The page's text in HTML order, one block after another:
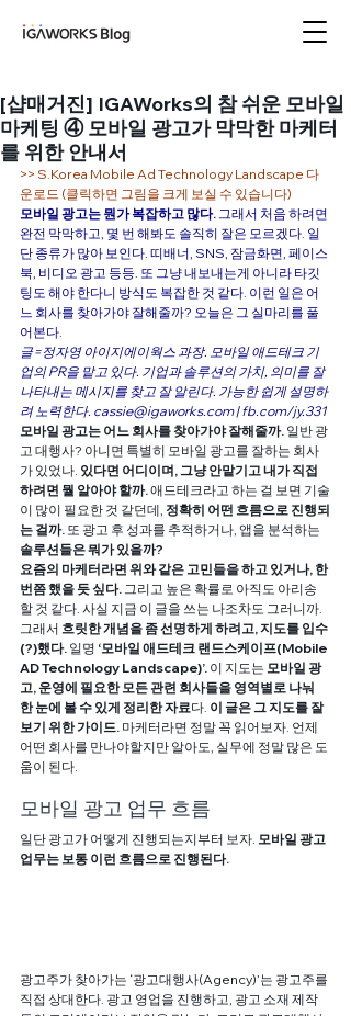
[샵매거진] IGAWorks의 참 쉬운 모바일
마케팅 ④ 모바일 광고가 막막한 마케터
를 위한 안내서
>> S.Korea Mobile Ad Technology Landscape 다
운로드 (클릭하면 그림을 크게 보실 수 있습니다)
모바일 광고는 뭔가 복잡하고 많다. 그래서 처음 하려면
완전 막막하고, 몇 번 해봐도 솔직히 잘은 모르겠다. 일
단 종류가 많아 보인다. 띠배너, SNS, 잠금화면, 페이스
북, 비디오 광고 등등. 또 그냥 내보내는게 아니라 타깃
팅도 해야 한다니 방식도 복잡한 것 같다. 이런 일은 어
느 회사를 찾아가야 잘해줄까? 오늘은 그 실마리를 풀
어본다.
글=정자영 아이지에이웍스 과장. 모바일 애드테크 기
업의 PR을 맡고 있다. 기업과 솔루션의 가치, 의미를 잘
나타내는 메시지를 찾고 잘 알린다. 가능한 쉽게 설명하
려 노력한다. cassie@igaworks.com | fb.com/jy.331
모바일 광고는 어느 회사를 찾아가야 잘해줄까. 일반 광
고 대행사? 아니면 특별히 모바일 광고를 잘하는 회사
가 있었나. 있다면 어디이며, 그냥 안맡기고 내가 직접
하려면 뭘 알아야 할까. 애드테크라고 하는 걸 보면 기술
이 많이 필요한 것 같던데, 정확히 어떤 흐름으로 진행되
는 걸까. 또 광고 후 성과를 추적하거나, 앱을 분석하는
솔루션들은 뭐가 있을까?
요즘의 마케터라면 위와 같은 고민들을 하고 있거나, 한
번쯤 했을 듯 싶다. 그리고 높은 확률로 아직도 아리송
할 것 같다. 사실 지금 이 글을 쓰는 나조차도 그러니까.
그래서 흐릿한 개념을 좀 선명하게 하려고, 지도를 입수
(?)했다. 일명 ‘모바일 애드테크 랜드스케이프(Mobile
AD Technology Landscape)’. 이 지도는 모바일 광
고, 운영에 필요한 모든 관련 회사들을 영역별로 나눠
한 눈에 볼 수 있게 정리한 자료다. 이 글은 그 지도를 잘
보기 위한 가이드. 마케터라면 정말 꼭 읽어보자. 언제
어떤 회사를 만나야할지만 알아도, 실무에 정말 많은 도
움이 된다.
모바일 광고 업무 흐름
일단 광고가 어떻게 진행되는지부터 보자. 모바일 광고
업무는 보통 이런 흐름으로 진행된다.
광고주가 찾아가는 ‘광고대행사(Agency)’는 광고주를
직접 상대한다. 광고 영업을 진행하고, 광고 소재 제작